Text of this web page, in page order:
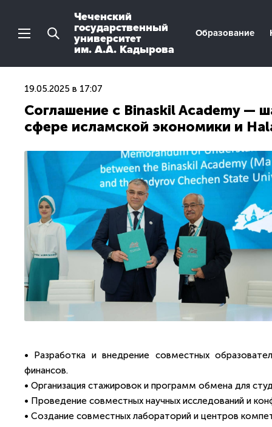
Чеченский
государственный
университет
им. А.А. Кадырова
Образование
19.05.2025 в 17:07
Соглашение с Binaskil Academy —
сфере исламской экономики и
• Разработка и внедрение совместных
финансов.
• Организация стажировок и программ обмена для
• Проведение совместных научных исследований и
• Создание совместных лабораторий и центров